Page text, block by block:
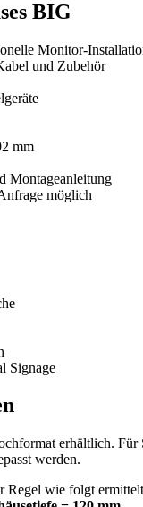
BIG
Monitor-
und Zubehör
mm
Montageanleitung
möglich
Signage
erhältlich.
werden.
Regel wie folgt